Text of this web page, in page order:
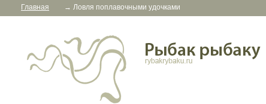
Главная → Ловля поплавочными удочками